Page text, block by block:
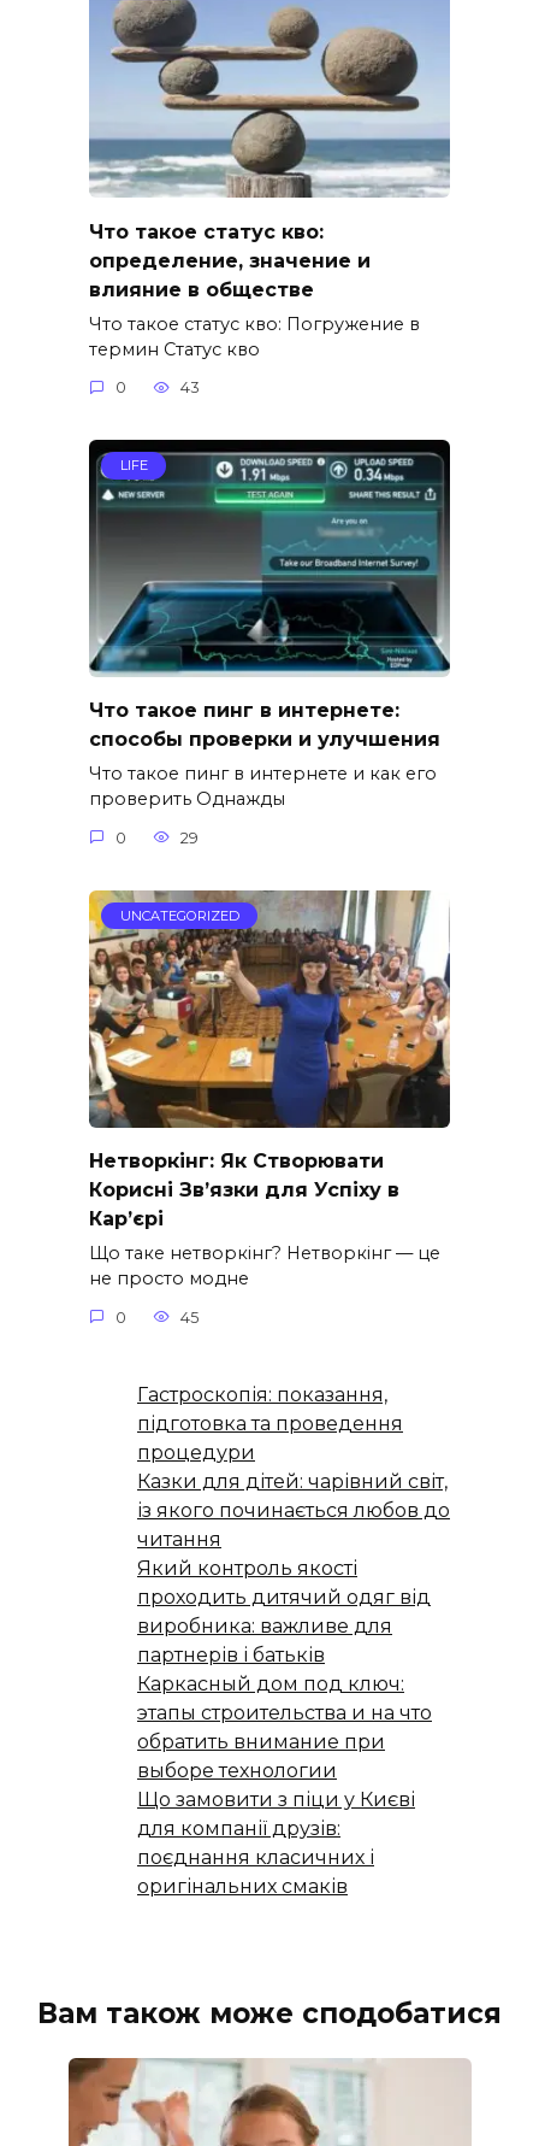
Что такое статус кво:
определение, значение и
влияние в обществе
Что такое статус кво: Погружение в
термин Статус кво
0 43
LIFE
Что такое пинг в интернете:
способы проверки и улучшения
Что такое пинг в интернете и как его
проверить Однажды
0 29
UNCATEGORIZED
Нетворкінг: Як Створювати
Корисні Зв’язки для Успіху в
Кар’єрі
Що таке нетворкінг? Нетворкінг — це
не просто модне
0 45
Гастроскопія: показання,
підготовка та проведення
процедури
Казки для дітей: чарівний світ,
із якого починається любов до
читання
Який контроль якості
проходить дитячий одяг від
виробника: важливе для
партнерів і батьків
Каркасный дом под ключ:
этапы строительства и на что
обратить внимание при
выборе технологии
Що замовити з піци у Києві
для компанії друзів:
поєднання класичних і
оригінальних смаків
Вам також може сподобатися